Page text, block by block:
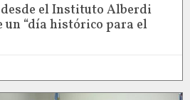
el Instituto Alberdi
un “día histórico para el